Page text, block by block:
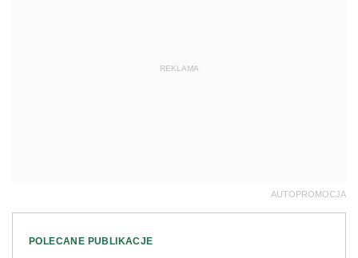
REKLAMA
AUTOPROMOCJA
POLECANE PUBLIKACJE